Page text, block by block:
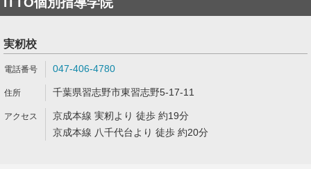
実籾校
047-406-4780
千葉県習志野市東習志野5-17-11
京成本線 実籾より 徒歩 約19分
京成本線 八千代台より 徒歩 約20分